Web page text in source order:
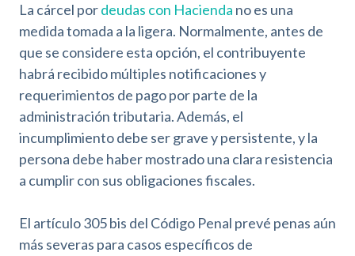
La cárcel pordeudas con Hacienda no es una
medida tomada a la ligera. Normalmente, antes de
que se considere esta opción, el contribuyente
habrá recibido múltiples notificaciones y
requerimientos de pago por parte de la
administración tributaria. Además, el
incumplimiento debe ser grave y persistente, y la
persona debe haber mostrado una clara resistencia
a cumplir con sus obligaciones fiscales.
El artículo 305 bis del Código Penal prevé penas aún
más severas para casos específicos de